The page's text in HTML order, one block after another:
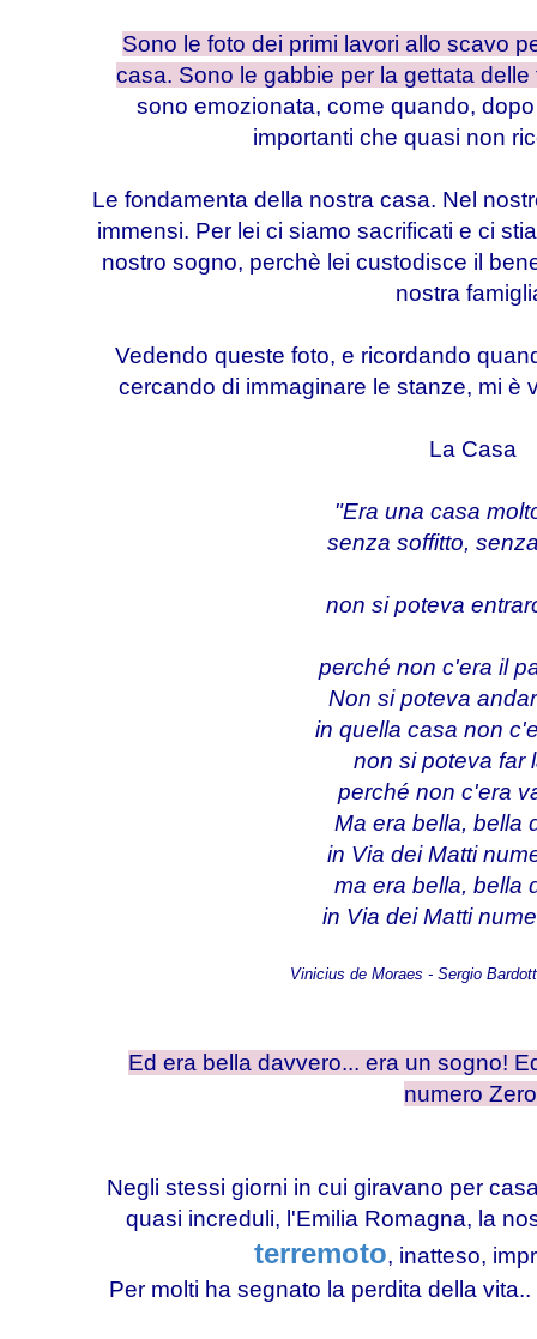
Sono le foto dei primi lavori allo scavo
casa. Sono le gabbie per la gettata delle
sono emozionata, come quando,
importanti che quasi non
Le fondamenta della nostra casa. Nel
immensi. Per lei ci siamo sacrificati e ci
nostro sogno, perchè lei custodisce il
nostra
Vedendo queste foto, e ricordando
cercando di immaginare le stanze, mi è
La Casa
"Era una casa
senza soffitto,
non si poteva
perché non c'era il
Non si poteva
in quella casa non
non si poteva far
perché non c'era
Ma era bella, bella
in Via dei Matti
ma era bella, bella
in Via dei Matti
Vinicius de Moraes - Sergio
Ed era bella davvero... era un sogno!
numero
Negli stessi giorni in cui giravano per
quasi increduli, l'Emilia Romagna, la
terremoto, inatteso,
Per molti ha segnato la perdita della